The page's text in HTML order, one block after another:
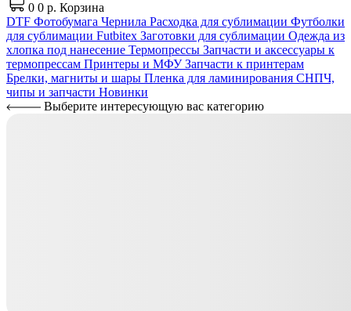
0 0 р. Корзина
DTF Фотобумага Чернила Расходка для сублимации Футболки
для сублимации Futbitex Заготовки для сублимации Одежда из
хлопка под нанесение Термопрессы Запчасти и аксессуары к
термопрессам Принтеры и МФУЗапчасти к принтерам
Брелки, магниты и шары Пленка для ламинирования СНПЧ,
чипы и запчасти Новинки
Выберите интересующую вас категорию